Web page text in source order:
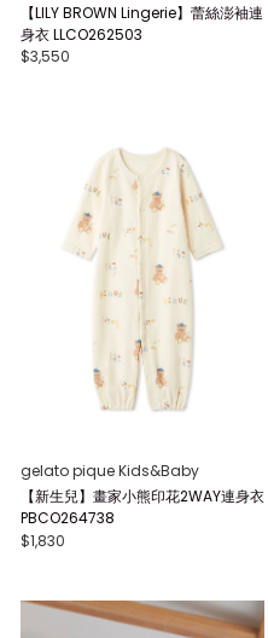
【LILY BROWN Lingerie】蕾絲澎袖連
身衣 LLCO262503
$3,550
gelato pique Kids&Baby
【新生兒】畫家小熊印花2WAY連身衣
PBCO264738
$1,830